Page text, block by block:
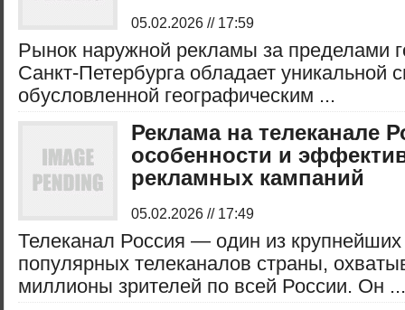
05.02.2026 // 17:59
Рынок наружной рекламы за пределами
Санкт-Петербурга обладает уникальной
обусловленной географическим ...
Реклама на телеканале
особенности и
рекламных кампаний
05.02.2026 // 17:49
Телеканал Россия — один из
популярных телеканалов страны,
миллионы зрителей по всей России. Он ...